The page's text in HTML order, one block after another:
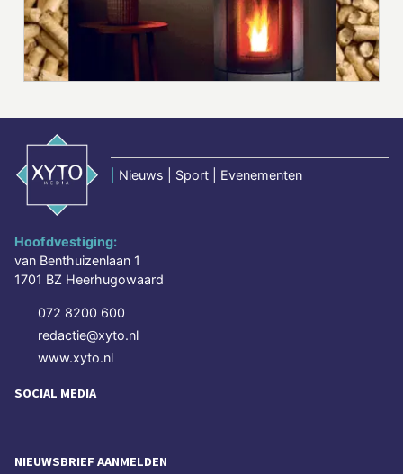
Nieuws | Sport | Evenementen
Hoofdvestiging:
van Benthuizenlaan 1
1701 BZ Heerhugowaard
072 8200 600
redactie@xyto.nl
www.xyto.nl
SOCIAL MEDIA
NIEUWSBRIEF AANMELDEN